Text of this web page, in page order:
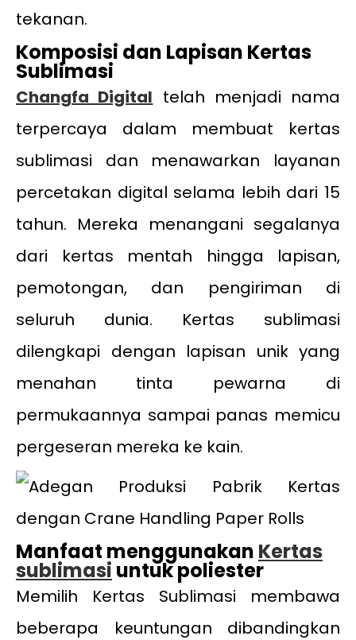
tekanan.
Komposisi dan Lapisan Kertas
Sublimasi
Changfa Digital telah menjadi nama
terpercaya dalam membuat kertas
sublimasi dan menawarkan layanan
percetakan digital selama lebih dari 15
tahun. Mereka menangani segalanya
dari kertas mentah hingga lapisan,
pemotongan, dan pengiriman di
seluruh dunia. Kertas sublimasi
dilengkapi dengan lapisan unik yang
menahan tinta pewarna di
permukaannya sampai panas memicu
pergeseran mereka ke kain.
Manfaat menggunakan Kertas
sublimasi untuk poliester
Memilih Kertas Sublimasi membawa
beberapa keuntungan dibandingkan